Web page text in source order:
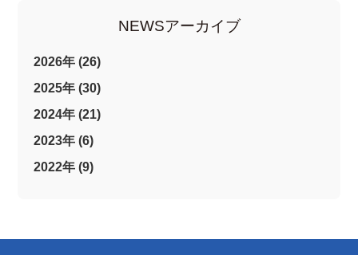
NEWSアーカイブ
2026年 (26)
2025年 (30)
2024年 (21)
2023年 (6)
2022年 (9)